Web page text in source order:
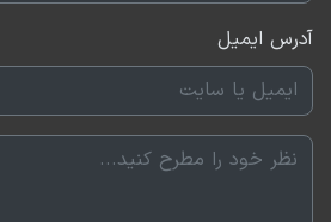
آدرس ایمیل